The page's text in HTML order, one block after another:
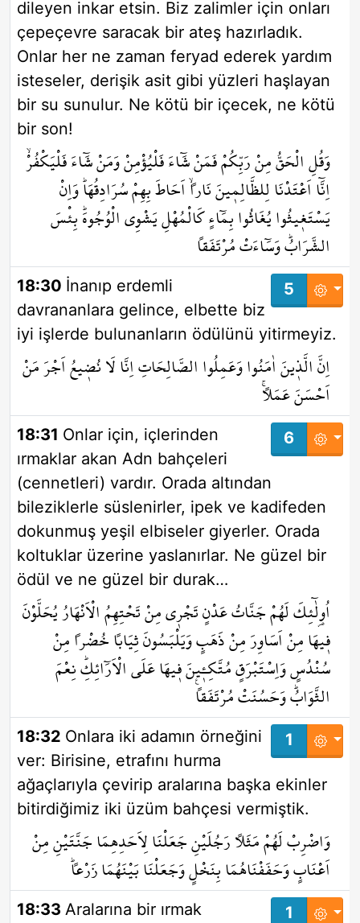
dileyen inkar etsin. Biz zalimler için onları
çepeçevre saracak bir ateş hazırladık.
Onlar her ne zaman feryad ederek yardım
isteseler, derişik asit gibi yüzleri haşlayan
bir su sunulur. Ne kötü bir içecek, ne kötü
bir son!
وَقُلِ الْحَقُّ مِنْ رَبِّكُمْ فَمَنْ شَٓاءَ فَلْيُؤْمِنْ وَمَنْ شَٓاءَ فَلْيَكْفُرْۙ
اِنَّٓا اَعْتَدْنَا لِلظَّالِم۪ينَ نَاراًۙ اَحَاطَ بِهِمْ سُرَادِقُهَاۜ وَاِنْ
يَسْتَغ۪يثُوا يُغَاثُوا بِمَٓاءٍ كَالْمُهْلِ يَشْوِي الْوُجُوهَۜ بِئْسَ
الشَّرَابُۜ وَسَٓاءَتْ مُرْتَفَقاً
5
18:30 İnanıp erdemli
davrananlara gelince, elbette biz
iyi işlerde bulunanların ödülünü yitirmeyiz.
اِنَّ الَّذ۪ينَ اٰمَنُوا وَعَمِلُوا الصَّالِحَاتِ اِنَّا لَا نُض۪يعُ اَجْرَ مَنْ
اَحْسَنَ عَمَلاًۚ
6
18:31 Onlar için, içlerinden
ırmaklar akan Adn bahçeleri
(cennetleri) vardır. Orada altından
bileziklerle süslenirler, ipek ve kadifeden
dokunmuş yeşil elbiseler giyerler. Orada
koltuklar üzerine yaslanırlar. Ne güzel bir
ödül ve ne güzel bir durak…
اُو۬لٰٓئِكَ لَهُمْ جَنَّاتُ عَدْنٍ تَجْر۪ي مِنْ تَحْتِهِمُ الْاَنْهَارُ يُحَلَّوْنَ
ف۪يهَا مِنْ اَسَاوِرَ مِنْ ذَهَبٍ وَيَلْبَسُونَ ثِيَاباً خُضْراً مِنْ
سُنْدُسٍ وَاِسْتَبْرَقٍ مُتَّكِـ۪ٔينَ ف۪يهَا عَلَى الْاَرَٓائِكِۜ نِعْمَ
الثَّوَابُۜ وَحَسُنَتْ مُرْتَفَقاً۟
1
18:32 Onlara iki adamın örneğini
ver: Birisine, etrafını hurma
ağaçlarıyla çevirip aralarına başka ekinler
bitirdiğimiz iki üzüm bahçesi vermiştik.
وَاضْرِبْ لَهُمْ مَثَلاً رَجُلَيْنِ جَعَلْنَا لِاَحَدِهِمَا جَنَّتَيْنِ مِنْ
اَعْنَابٍ وَحَفَفْنَاهُمَا بِنَخْلٍ وَجَعَلْنَا بَيْنَهُمَا زَرْعاًۜ
1
18:33 Aralarına bir ırmak